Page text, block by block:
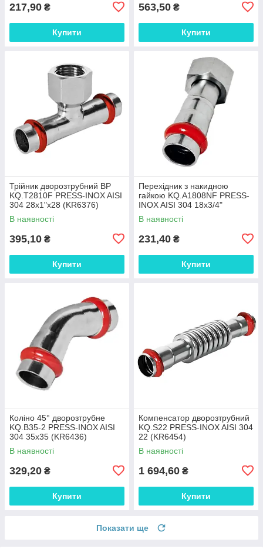
217,90 ₴
Купити
563,50 ₴
Купити
Трійник дворозтрубний ВР
KQ.T2810F PRESS-INOX AISI
304 28x1"x28 (KR6376)
В наявності
395,10 ₴
Купити
Перехідник з накидною
гайкою KQ.A1808NF PRESS-
INOX AISI 304 18x3/4"
(KR6338)
В наявності
231,40 ₴
Купити
Коліно 45° дворозтрубне
KQ.B35-2 PRESS-INOX AISI
304 35x35 (KR6436)
В наявності
329,20 ₴
Купити
Компенсатор дворозтрубний
KQ.S22 PRESS-INOX AISI 304
22 (KR6454)
В наявності
1 694,60 ₴
Купити
Показати ще